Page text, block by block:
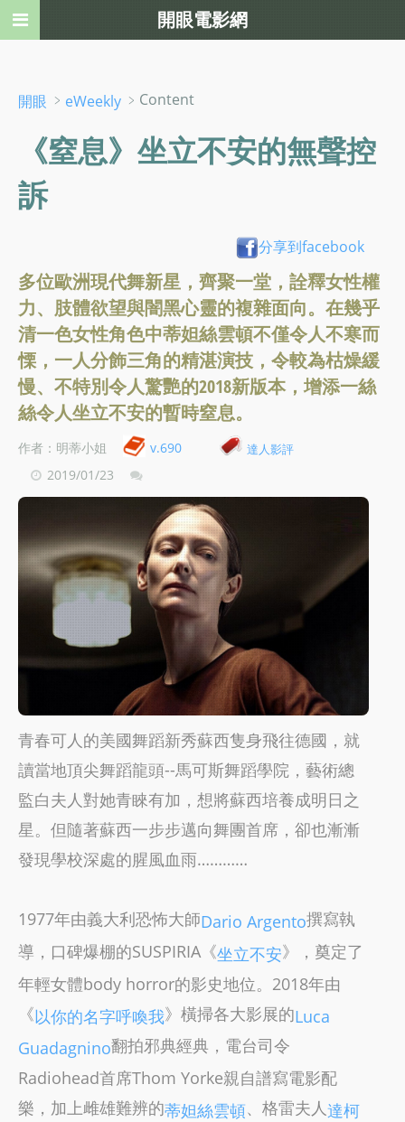
開眼 ﹥ eWeekly ﹥Content
《窒息》坐立不安的無聲控
訴
分享到facebook
多位歐洲現代舞新星，齊聚一堂，詮釋女性權
力、肢體欲望與闇黑心靈的複雜面向。在幾乎
清一色女性角色中蒂妲絲雲頓不僅令人不寒而
慄，一人分飾三角的精湛演技，令較為枯燥緩
慢、不特別令人驚艷的2018新版本，增添一絲
絲令人坐立不安的暫時窒息。
作者：明蒂小姐 v.690 達人影評
2019/01/23
青春可人的美國舞蹈新秀蘇西隻身飛往德國，就
讀當地頂尖舞蹈龍頭--馬可斯舞蹈學院，藝術總
監白夫人對她青睞有加，想將蘇西培養成明日之
星。但隨著蘇西一步步邁向舞團首席，卻也漸漸
發現學校深處的腥風血雨…………
1977年由義大利恐怖大師Dario Argento撰寫執
導，口碑爆棚的SUSPIRIA《坐立不安》，奠定了
年輕女體body horror的影史地位。2018年由
《以你的名字呼喚我》橫掃各大影展的Luca
Guadagnino翻拍邪典經典，電台司令
Radiohead首席Thom Yorke親自譜寫電影配
樂，加上雌雄難辨的蒂妲絲雲頓、格雷夫人達柯
開眼電影網